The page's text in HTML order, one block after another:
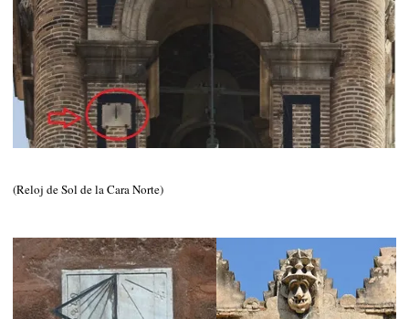
(Reloj de Sol de la Cara Norte)